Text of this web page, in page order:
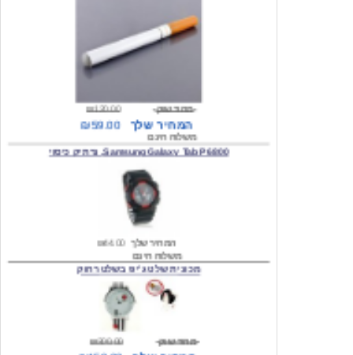
₪120.00
משלוח חינם
Samsung Galaxy Tab P6800, נרתיק כיסוי
המחיר שלך
משלוח חינם
₪300.00 מחיר שוק
₪159.00
כיסוי לסמסונג גלקסי s2